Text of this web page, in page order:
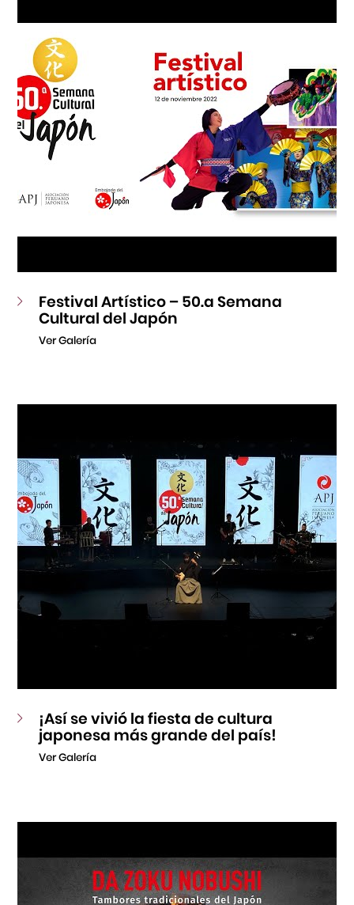
Festival Artístico – 50.a Semana
Cultural del Japón
Ver Galería
¡Así se vivió la fiesta de cultura
japonesa más grande del país!
Ver Galería